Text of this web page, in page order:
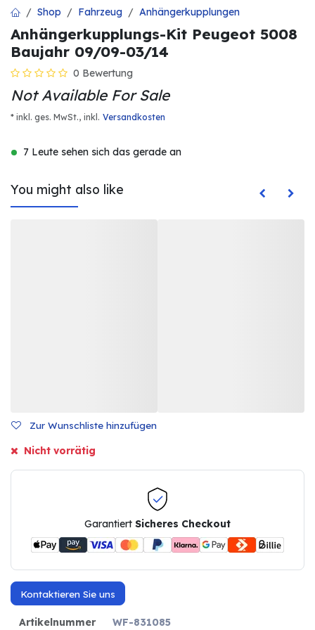
Shop Fahrzeug Anhängerkupplungen
Anhängerkupplungs-Kit Peugeot 5008
Baujahr 09/09-03/14
0 Bewertung
Not Available For Sale
* inkl. ges. MwSt., inkl. Versandkosten
7 Leute sehen sich das gerade an
You might also like
Zur Wunschliste hinzufügen
Nicht vorrätig
Garantiert Sicheres Checkout
Kontaktieren Sie uns
Artikelnummer
WF-831085